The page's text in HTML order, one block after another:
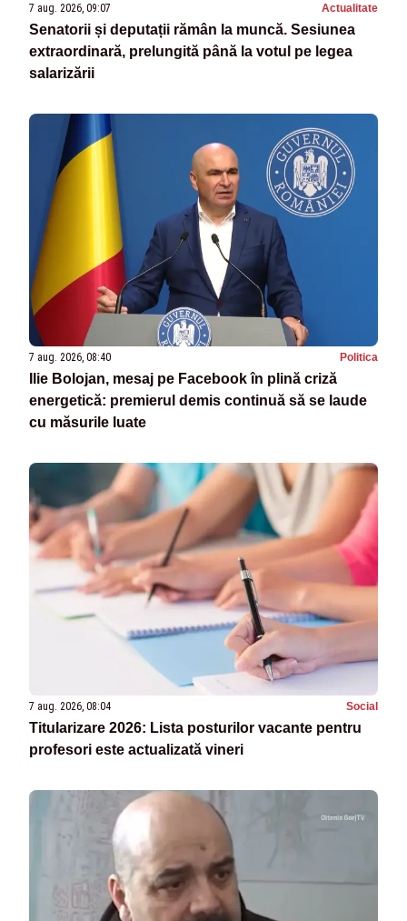
7 aug. 2026, 09:07 Actualitate
Senatorii și deputații rămân la muncă. Sesiunea
extraordinară, prelungită până la votul pe legea
salarizării
7 aug. 2026, 08:40 Politica
Ilie Bolojan, mesaj pe Facebook în plină criză
energetică: premierul demis continuă să se laude
cu măsurile luate
7 aug. 2026, 08:04 Social
Titularizare 2026: Lista posturilor vacante pentru
profesori este actualizată vineri